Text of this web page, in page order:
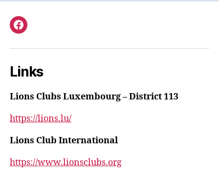
Facebook
Links
Lions Clubs Luxembourg – District 113
https://lions.lu/
Lions Club International
https://www.lionsclubs.org